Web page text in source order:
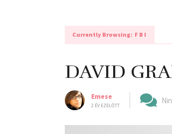
Currently Browsing: FBI
DAVID
Emese
2 ÉV EZELŐTT